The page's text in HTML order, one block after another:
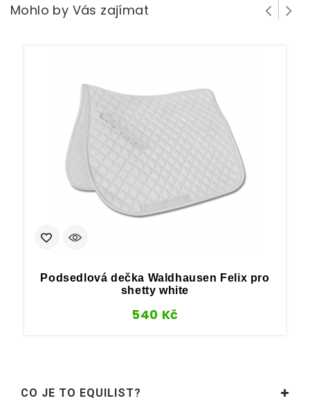
Mohlo by Vás zajímat
Podsedlová dečka Waldhausen Felix pro
shetty white
540 Kč
CO JE TO EQUILIST?